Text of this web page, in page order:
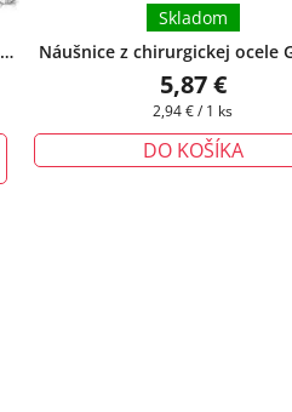
Náušnice z chirurgickej ocele
+ darčeková krabička
Skladom
5,87 €
Jednotková
2,94 € / 1 ks
DO KOŠÍKA